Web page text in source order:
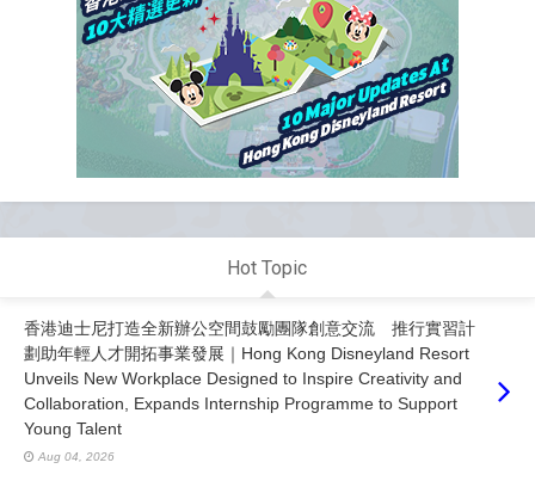
Hot Topic
香港迪士尼打造全新辦公空間鼓勵團隊創意交流 推行實習計
劃助年輕人才開拓事業發展｜Hong Kong Disneyland Resort
Unveils New Workplace Designed to Inspire Creativity and
Collaboration, Expands Internship Programme to Support
Young Talent
Aug 04, 2026